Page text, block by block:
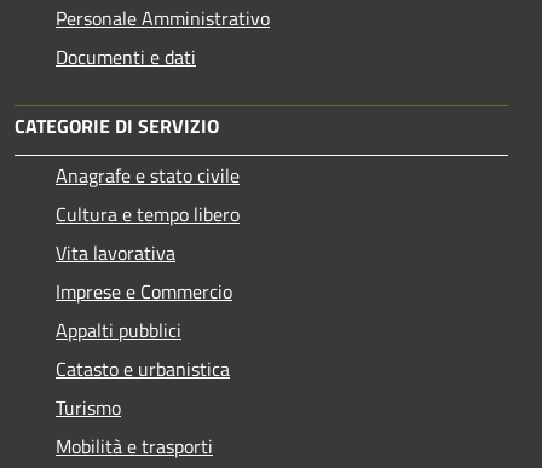
Personale Amministrativo
Documenti e dati
CATEGORIE DI SERVIZIO
Anagrafe e stato civile
Cultura e tempo libero
Vita lavorativa
Imprese e Commercio
Appalti pubblici
Catasto e urbanistica
Turismo
Mobilità e trasporti